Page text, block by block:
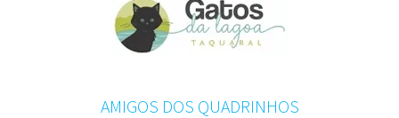
AMIGOS DOS QUADRINHOS